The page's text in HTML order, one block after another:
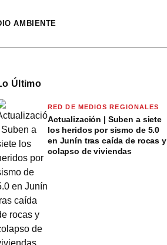
AMBIENTE
Último
RED DE MEDIOS REGIONALES
Actualización | Suben a siete
los heridos por sismo de 5.0
en Junín tras caída de rocas y
colapso de viviendas